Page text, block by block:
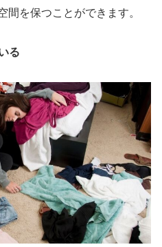
間を保つことができます。
る